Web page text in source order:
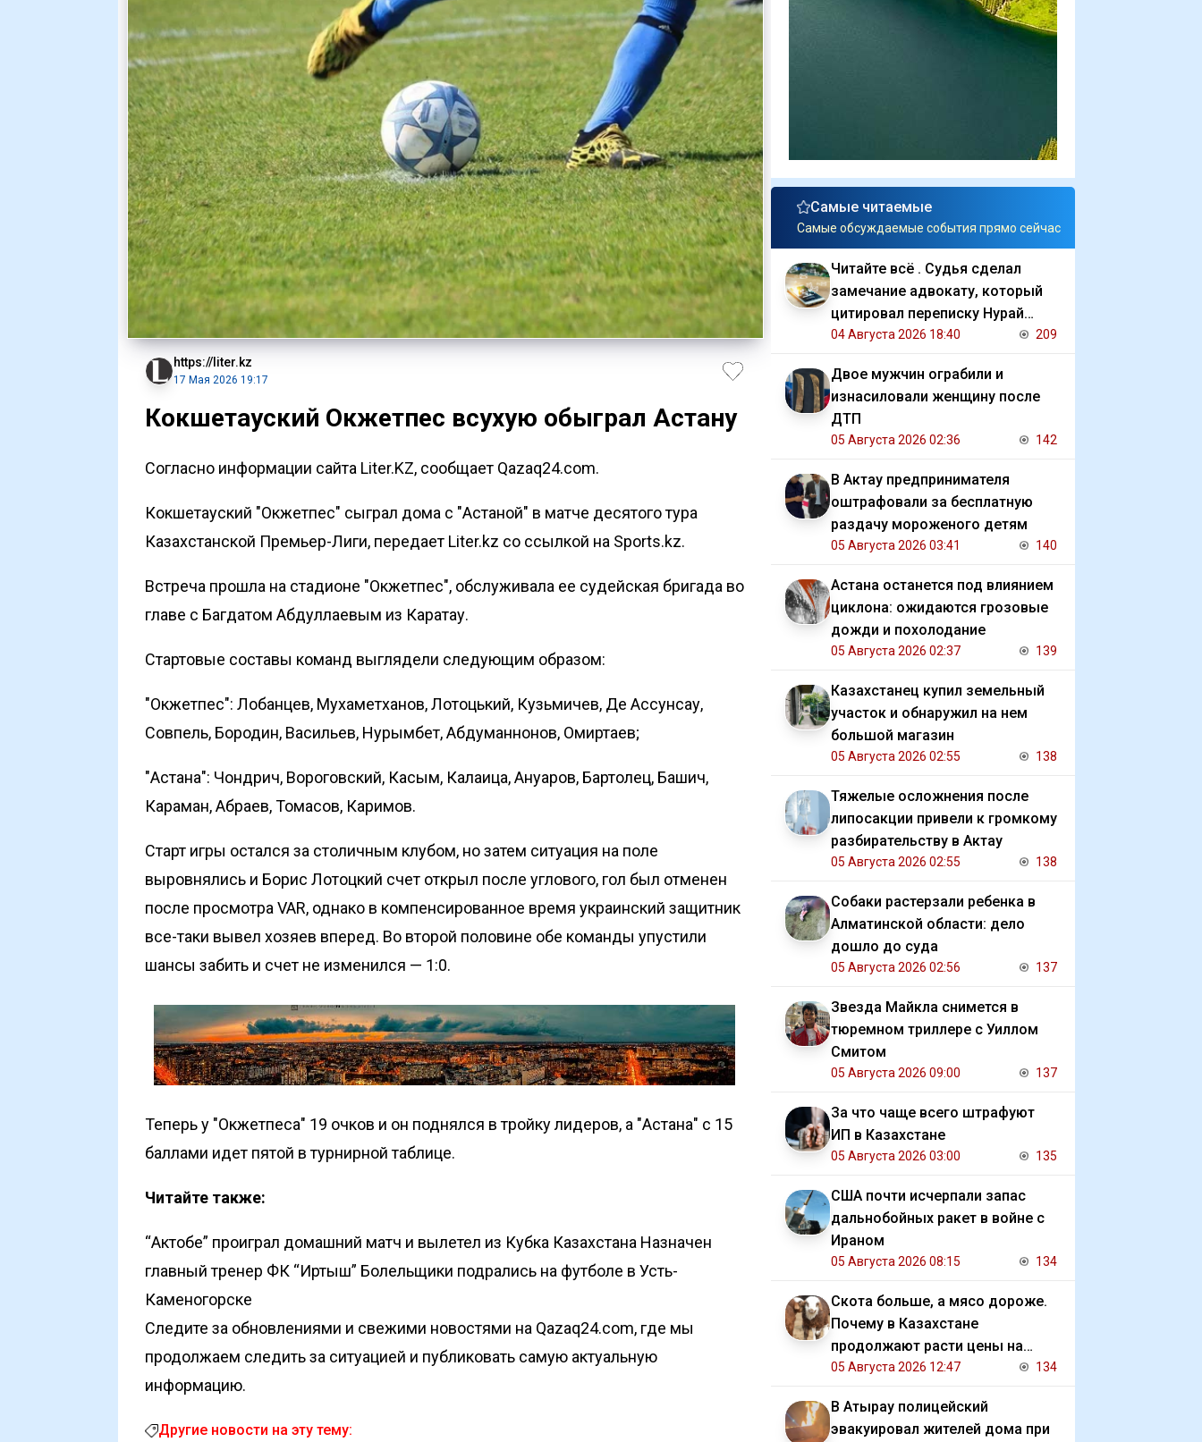
https://liter.kz
17 Мая 2026 19:17
Кокшетауский Окжетпес всухую обыграл Астану
Согласно информации сайта Liter.KZ, сообщает Qazaq24.com.
Кокшетауский "Окжетпес" сыграл дома с "Астаной" в матче десятого тура
Казахстанской Премьер-Лиги, передает Liter.kz со ссылкой на Sports.kz.
Встреча прошла на стадионе "Окжетпес", обслуживала ее судейская бригада во
главе с Багдатом Абдуллаевым из Каратау.
Стартовые составы команд выглядели следующим образом:
"Окжетпес": Лобанцев, Мухаметханов, Лотоцький, Кузьмичев, Де Ассунсау,
Совпель, Бородин, Васильев, Нурымбет, Абдуманнонов, Омиртаев;
"Астана": Чондрич, Вороговский, Касым, Калаица, Ануаров, Бартолец, Башич,
Караман, Абраев, Томасов, Каримов.
Старт игры остался за столичным клубом, но затем ситуация на поле
выровнялись и Борис Лотоцкий счет открыл после углового, гол был отменен
после просмотра VAR, однако в компенсированное время украинский защитник
все-таки вывел хозяев вперед. Во второй половине обе команды упустили
шансы забить и счет не изменился — 1:0.
Теперь у "Окжетпеса" 19 очков и он поднялся в тройку лидеров, а "Астана" с 15
баллами идет пятой в турнирной таблице.
Читайте также:
“Актобе” проиграл домашний матч и вылетел из Кубка Казахстана Назначен
главный тренер ФК “Иртыш” Болельщики подрались на футболе в Усть-
Каменогорске
Следите за обновлениями и свежими новостями на Qazaq24.com, где мы
продолжаем следить за ситуацией и публиковать самую актуальную
информацию.
Другие новости на эту тему:
Самые читаемые
Самые обсуждаемые события прямо сейчас
Читайте всё . Судья сделал
замечание адвокату, который
цитировал переписку Нурай
Серикбай с обвиняемым
04 Августа 2026 18:40 209
Двое мужчин ограбили и
изнасиловали женщину после
ДТП
05 Августа 2026 02:36 142
В Актау предпринимателя
оштрафовали за бесплатную
раздачу мороженого детям
05 Августа 2026 03:41 140
Астана останется под влиянием
циклона: ожидаются грозовые
дожди и похолодание
05 Августа 2026 02:37 139
Казахстанец купил земельный
участок и обнаружил на нем
большой магазин
05 Августа 2026 02:55 138
Тяжелые осложнения после
липосакции привели к громкому
разбирательству в Актау
05 Августа 2026 02:55 138
Собаки растерзали ребенка в
Алматинской области: дело
дошло до суда
05 Августа 2026 02:56 137
Звезда Майкла снимется в
тюремном триллере с Уиллом
Смитом
05 Августа 2026 09:00 137
За что чаще всего штрафуют
ИП в Казахстане
05 Августа 2026 03:00 135
США почти исчерпали запас
дальнобойных ракет в войне с
Ираном
05 Августа 2026 08:15 134
Скота больше, а мясо дороже.
Почему в Казахстане
продолжают расти цены на
баранину и конину
05 Августа 2026 12:47 134
В Атырау полицейский
эвакуировал жителей дома при